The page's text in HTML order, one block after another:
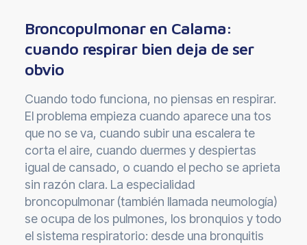
Broncopulmonar en Calama:
cuando respirar bien deja de ser
obvio
Cuando todo funciona, no piensas en respirar.
El problema empieza cuando aparece una tos
que no se va, cuando subir una escalera te
corta el aire, cuando duermes y despiertas
igual de cansado, o cuando el pecho se aprieta
sin razón clara. La especialidad
broncopulmonar (también llamada neumología)
se ocupa de los pulmones, los bronquios y todo
el sistema respiratorio: desde una bronquitis